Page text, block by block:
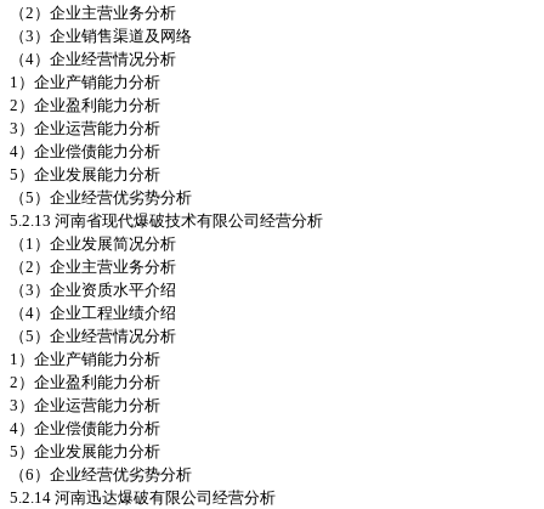
（2）企业主营业务分析
（3）企业销售渠道及网络
（4）企业经营情况分析
1）企业产销能力分析
2）企业盈利能力分析
3）企业运营能力分析
4）企业偿债能力分析
5）企业发展能力分析
（5）企业经营优劣势分析
5.2.13 河南省现代爆破技术有限公司经营分析
（1）企业发展简况分析
（2）企业主营业务分析
（3）企业资质水平介绍
（4）企业工程业绩介绍
（5）企业经营情况分析
1）企业产销能力分析
2）企业盈利能力分析
3）企业运营能力分析
4）企业偿债能力分析
5）企业发展能力分析
（6）企业经营优劣势分析
5.2.14 河南迅达爆破有限公司经营分析